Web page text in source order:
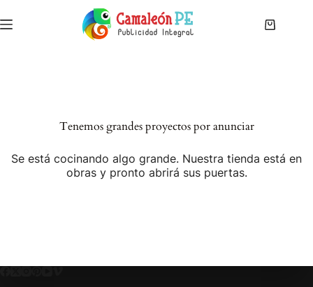
al
contenido
Carro
Tenemos grandes proyectos por anunciar
Se está cocinando algo grande. Nuestra tienda está en
obras y pronto abrirá sus puertas.